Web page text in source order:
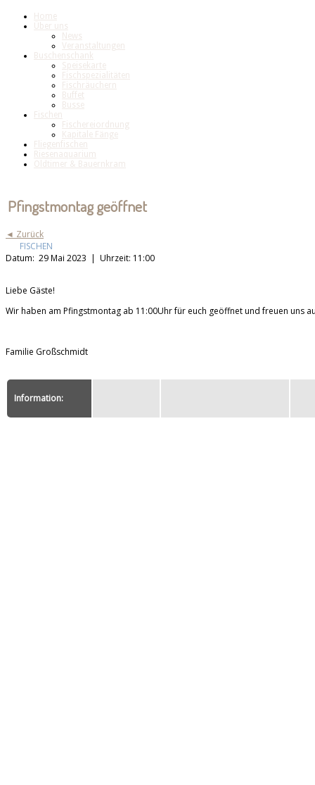
Home
Über uns
News
Veranstaltungen
Buschenschank
Speisekarte
Fischspezialitäten
Fischräuchern
Buffet
Busse
Fischen
Fischereiordnung
Kapitale Fänge
Fliegenfischen
Riesenaquarium
Oldtimer & Bauernkram
Pfingstmontag geöffnet
◄ Zurück
FISCHEN
Datum: 29 Mai 2023 | Uhrzeit: 11:00
Liebe Gäste!
Wir haben am Pfingstmontag ab 11:00Uhr für euch geöffnet und freuen uns
Familie Großschmidt
Information: